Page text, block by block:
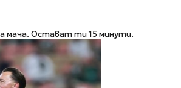
мача. Остават ти 15 минути.